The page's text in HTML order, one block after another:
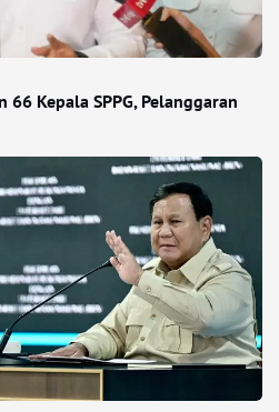
66 Kepala SPPG, Pelanggaran